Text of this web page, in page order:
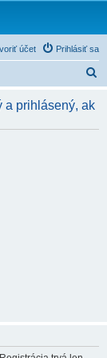
Prihlásiť sa
účet
d
a prihlásený, ak